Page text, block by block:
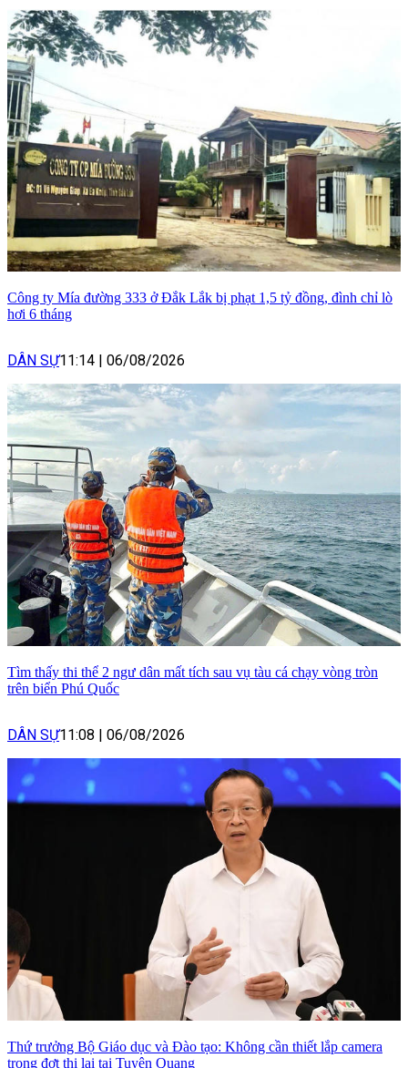
Công ty Mía đường 333 ở Đắk Lắk bị phạt 1,5 tỷ đồng, đình chỉ lò
hơi 6 tháng
DÂN SỰ11:14 06/08/2026
Tìm thấy thi thể 2 ngư dân mất tích sau vụ tàu cá chạy vòng tròn
trên biển Phú Quốc
DÂN SỰ11:08 06/08/2026
Thứ trưởng Bộ Giáo dục và Đào tạo: Không cần thiết lắp camera
trong đợt thi lại tại Tuyên Quang